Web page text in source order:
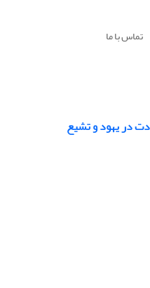
تماس با ما
در یهود و تشیع